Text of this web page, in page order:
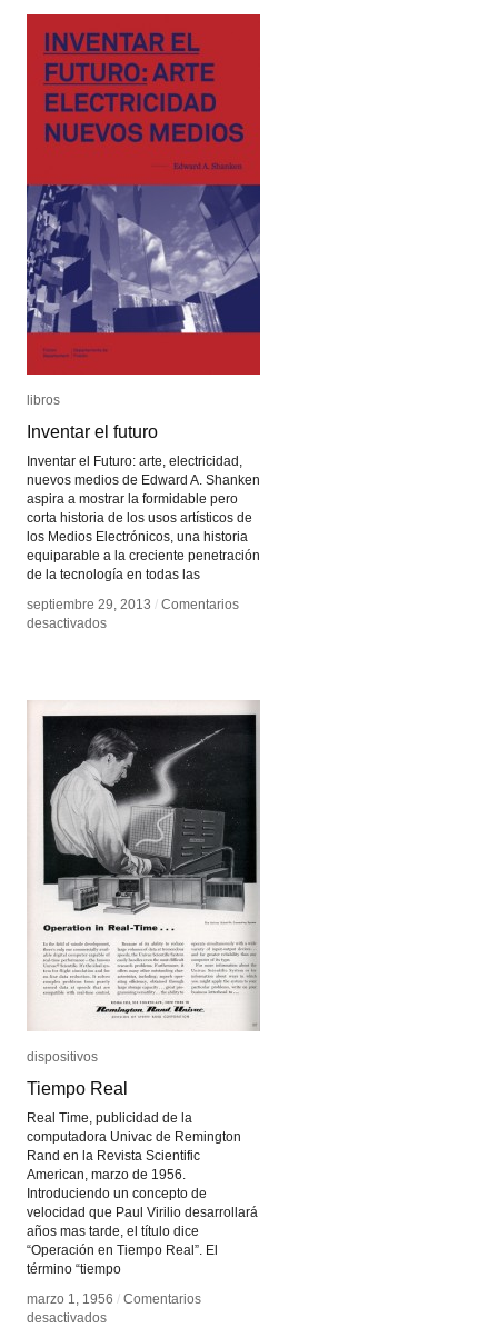
Ruso
Ruso
libros
Inventar el futuro
Inventar el Futuro: arte, electricidad,
nuevos medios de Edward A. Shanken
aspira a mostrar la formidable pero
corta historia de los usos artísticos de
los Medios Electrónicos, una historia
equiparable a la creciente penetración
de la tecnología en todas las
septiembre 29, 2013 / Comentarios
desactivadosen
libros
Inventar el futuro
septiembre 29, 2013 / Comentarios
desactivadosen
dispositivos
Tiempo Real
Real Time, publicidad de la
computadora Univac de Remington
Rand en la Revista Scientific
American, marzo de 1956.
Introduciendo un concepto de
velocidad que Paul Virilio desarrollará
años mas tarde, el título dice
“Operación en Tiempo Real”. El
término “tiempo
marzo 1, 1956 / Comentarios
desactivadosen
dispositivos
Tiempo Real
marzo 1, 1956 / Comentarios
desactivadosen